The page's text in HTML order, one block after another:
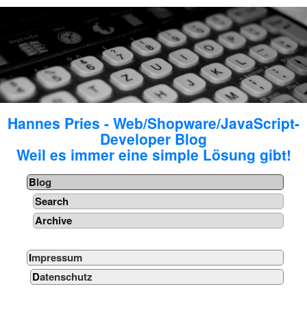
Hannes Pries - Web/Shopware/JavaScript-
Developer Blog
Weil es immer eine simple Lösung gibt!
Blog
Search
Archive
Impressum
Datenschutz